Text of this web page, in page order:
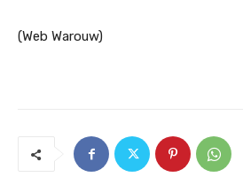
(Web Warouw)